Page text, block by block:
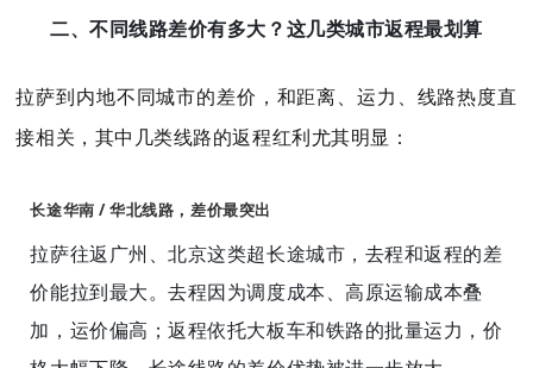
二、不同线路差价有多大？这几类城市返程最划算
拉萨到内地不同城市的差价，和距离、运力、线路热度直
接相关，其中几类线路的返程红利尤其明显：
长途华南 / 华北线路，差价最突出
拉萨往返广州、北京这类超长途城市，去程和返程的差
价能拉到最大。去程因为调度成本、高原运输成本叠
加，运价偏高；返程依托大板车和铁路的批量运力，价